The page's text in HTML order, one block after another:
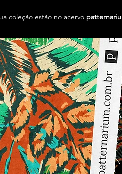
coleção estão no acervo